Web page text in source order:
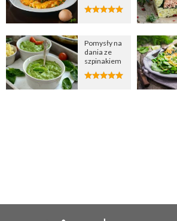
Pomysły na
dania ze
szpinakiem